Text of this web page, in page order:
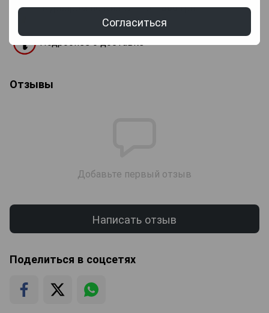
Согласиться
Курьером по Киеву — от800грн.
Подробнее о доставке
Отзывы
Добавьте первый отзыв
Написать отзыв
Поделиться в соцсетях